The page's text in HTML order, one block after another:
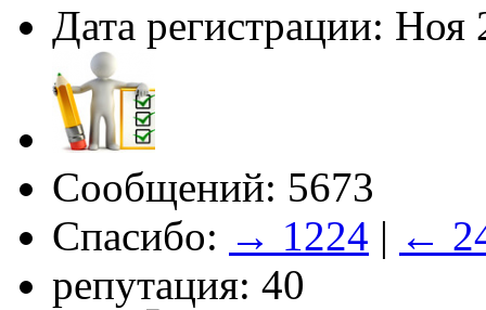
Дата регистрации: Ноя
Сообщений: 5673
Спасибо: → 1224 | ←
репутация: 40